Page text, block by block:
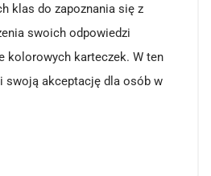
klas do zapoznania się z
swoich odpowiedzi
kolorowych karteczek. W ten
swoją akceptację dla osób w